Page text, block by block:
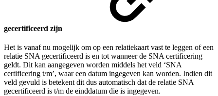
gecertificeerd zijn
Het is vanaf nu mogelijk om op een relatiekaart vast te leggen of een
relatie SNA gecertificeerd is en tot wanneer de SNA certificering
geldt. Dit kan aangegeven worden middels het veld ‘SNA
certificering t/m’, waar een datum ingegeven kan worden. Indien dit
veld gevuld is betekent dit dus automatisch dat de relatie SNA
gecertificeerd is t/m de einddatum die is ingegeven.